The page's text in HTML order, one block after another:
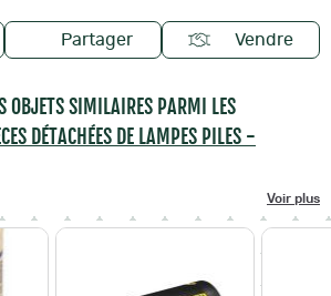
Partager Vendre
OBJETS SIMILAIRES PARMI LES
DÉTACHÉES DE LAMPES PILES -
Voir plus